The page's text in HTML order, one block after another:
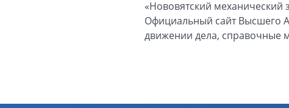
«Нововятский механический
Официальный сайт Высшего
движении дела, справочные